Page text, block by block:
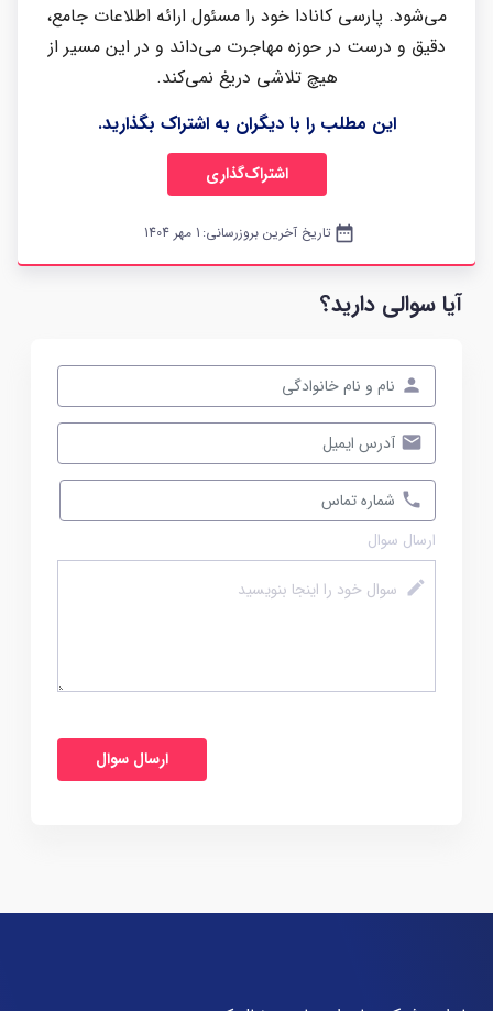
می‌شود. پارسی کانادا خود را مسئول ارائه اطلاعات جامع،
دقیق و درست در حوزه مهاجرت می‌داند و در این مسیر از
هیچ تلاشی دریغ نمی‌کند.
این مطلب را با دیگران به اشتراک بگذارید.
اشتراک‌گذاری
date_range تاریخ آخرین بروزرسانی: 1 مهر 1404
آیا سوالی دارید؟
ارسال سوال